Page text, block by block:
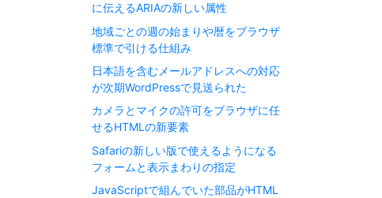
に伝えるARIAの新しい属性
地域ごとの週の始まりや暦をブラウザ
標準で引ける仕組み
日本語を含むメールアドレスへの対応
が次期WordPressで見送られた
カメラとマイクの許可をブラウザに任
せるHTMLの新要素
Safariの新しい版で使えるようになる
フォームと表示まわりの指定
JavaScriptで組んでいた部品がHTML